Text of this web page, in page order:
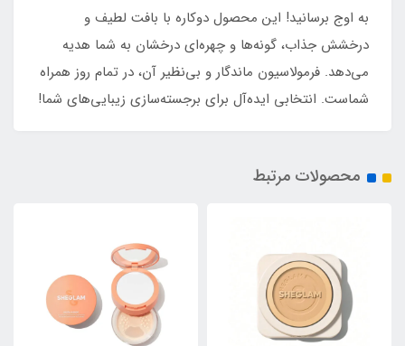
به اوج برسانید! این محصول دوکاره با بافت لطیف و
درخشش جذاب، گونه‌ها و چهره‌ای درخشان به شما هدیه
می‌دهد. فرمولاسیون ماندگار و بی‌نظیر آن، در تمام روز همراه
شماست. انتخابی ایده‌آل برای برجسته‌سازی زیبایی‌های شما!
محصولات مرتبط